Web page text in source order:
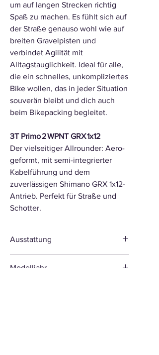
um auf langen Strecken richtig
Spaß zu machen. Es fühlt sich auf
der Straße genauso wohl wie auf
breiten Gravelpisten und
verbindet Agilität mit
Alltagstauglichkeit. Ideal für alle,
die ein schnelles, unkompliziertes
Bike wollen, das in jeder Situation
souverän bleibt und dich auch
beim Bikepacking begleitet.
3T Primo 2 WPNT GRX 1x12
Der vielseitiger Allrounder: Aero-
geformt, mit semi-integrierter
Kabelführung und dem
zuverlässigen Shimano GRX 1x12-
Antrieb. Perfekt für Straße und
Schotter.
Ausstattung
Rahmen
Primo2 UDH -
Modelljahr